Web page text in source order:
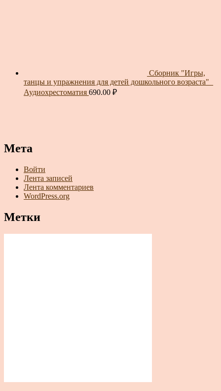
Сборник "Игры,
танцы и упражнения для детей дошкольного возраста"_
Аудиохрестоматия 690.00 ₽
Мета
Войти
Лента записей
Лента комментариев
WordPress.org
Метки